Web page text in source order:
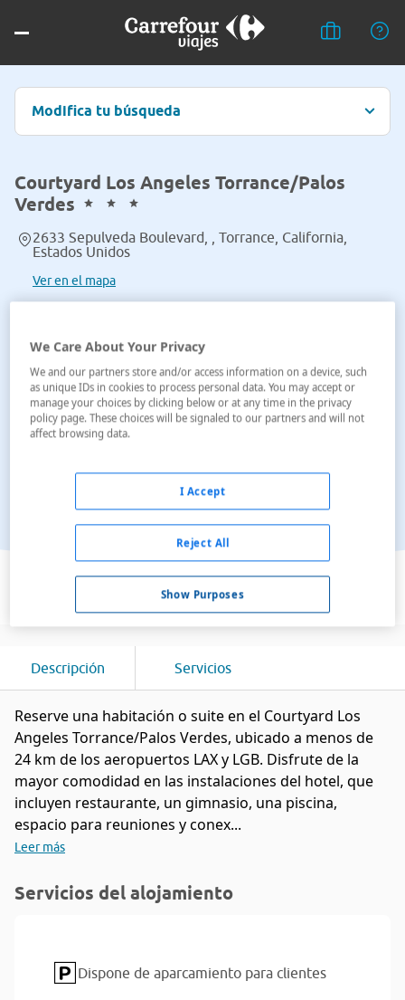
Modifica tu búsqueda
Courtyard Los Angeles Torrance/Palos
Verdes
2633 Sepulveda Boulevard, , Torrance, California,
Estados Unidos
Ver en el mapa
Ver en el mapa
Descripción Servicios
Reserve una habitación o suite en el Courtyard Los
Angeles Torrance/Palos Verdes, ubicado a menos de
24 km de los aeropuertos LAX y LGB. Disfrute de la
mayor comodidad en las instalaciones del hotel, que
incluyen restaurante, un gimnasio, una piscina,
espacio para reuniones y conex...
Leer más
Servicios del alojamiento
Dispone de aparcamiento para clientes
We Care About Your Privacy
We and our partners store and/or access information on a device, such
as unique IDs in cookies to process personal data. You may accept or
manage your choices by clicking below or at any time in the privacy
policy page. These choices will be signaled to our partners and will not
affect browsing data.
Show Purposes
Reject All
I Accept